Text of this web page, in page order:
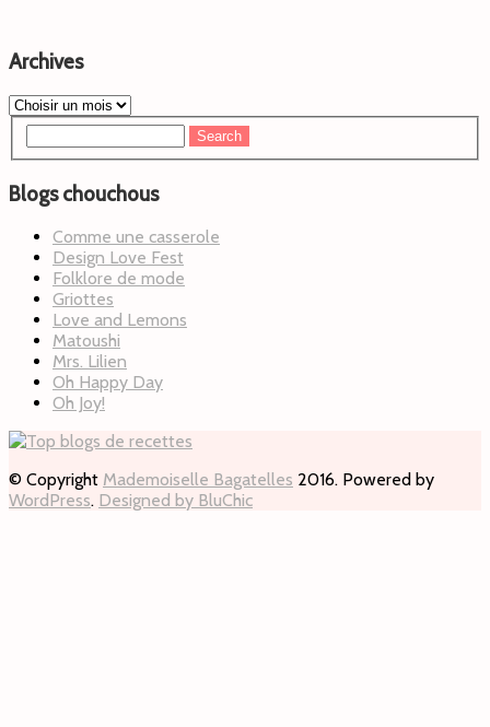
Archives
Blogs chouchous
Comme une casserole
Design Love Fest
Folklore de mode
Griottes
Love and Lemons
Matoushi
Mrs. Lilien
Oh Happy Day
Oh Joy!
© Copyright Mademoiselle Bagatelles 2016. Powered by
WordPress. Designed by BluChic